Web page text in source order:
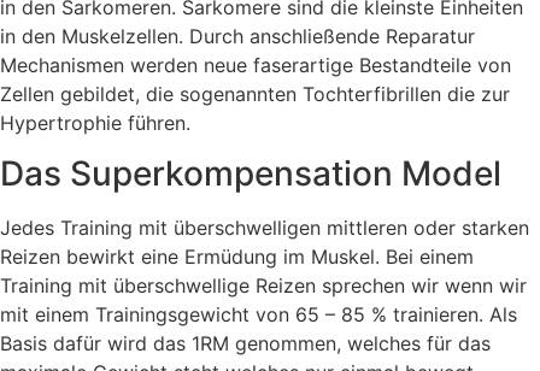
in den Sarkomeren. Sarkomere sind die kleinste Einheiten
in den Muskelzellen. Durch anschließende Reparatur
Mechanismen werden neue faserartige Bestandteile von
Zellen gebildet, die sogenannten Tochterfibrillen die zur
Hypertrophie führen.
Das Superkompensation Model
Jedes Training mit überschwelligen mittleren oder starken
Reizen bewirkt eine Ermüdung im Muskel. Bei einem
Training mit überschwellige Reizen sprechen wir wenn wir
mit einem Trainingsgewicht von 65 – 85 % trainieren. Als
Basis dafür wird das 1RM genommen, welches für das